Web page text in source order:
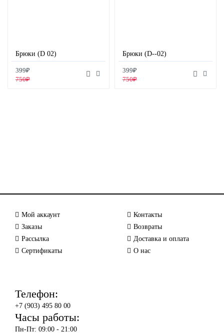
Брюки (D 02)
399₽
750₽
Брюки (D--02)
399₽
750₽
Мой аккаунт
Заказы
Рассылка
Сертификаты
Контакты
Возвраты
Доставка и оплата
О нас
Телефон:
+7 (903) 495 80 00
Часы работы:
Пн-Пт: 09:00 - 21:00